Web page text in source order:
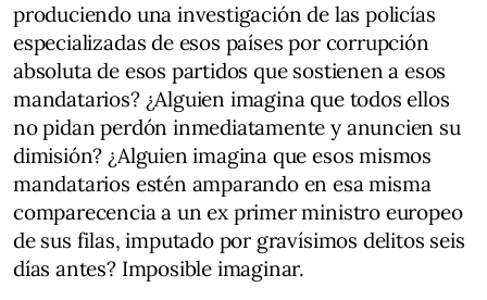
produciendo una investigación de las policías
especializadas de esos países por corrupción
absoluta de esos partidos que sostienen a esos
mandatarios? ¿Alguien imagina que todos ellos
no pidan perdón inmediatamente y anuncien su
dimisión? ¿Alguien imagina que esos mismos
mandatarios estén amparando en esa misma
comparecencia a un ex primer ministro europeo
de sus filas, imputado por gravísimos delitos seis
días antes? Imposible imaginar.